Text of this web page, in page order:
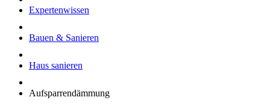
Expertenwissen
Bauen & Sanieren
Haus sanieren
Aufsparrendämmung